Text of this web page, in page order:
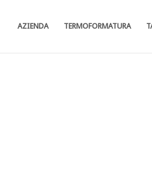
AZIENDA TERMOFORMATURA